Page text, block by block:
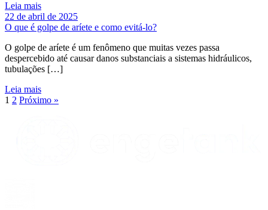
Leia mais
22 de abril de 2025
O que é golpe de aríete e como evitá-lo?
O golpe de aríete é um fenômeno que muitas vezes passa
despercebido até causar danos substanciais a sistemas hidráulicos,
tubulações […]
Leia mais
1 2 Próximo »